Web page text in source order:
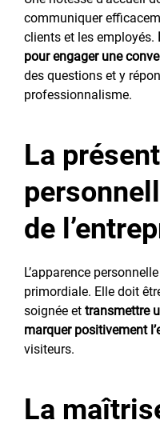
communiquer
clients et les employés.
pour engager une
des questions et y
professionnalisme.
La
de
L’apparence
primordiale. Elle doit
soignée et transmettre
marquer positivement
visiteurs.
La